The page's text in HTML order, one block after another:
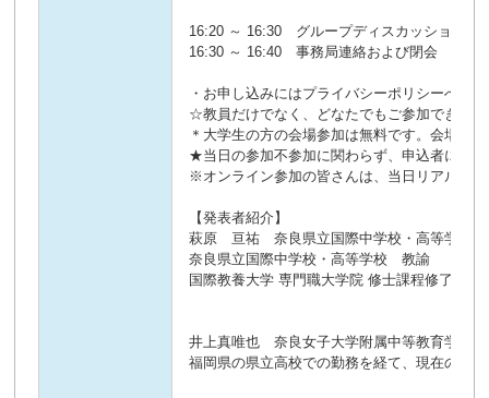
16:20 ～ 16:30 グループディスカッション・
16:30 ～ 16:40 事務局連絡および閉会
・お申し込みにはプライバシーポリシーへの
☆教員だけでなく、どなたでもご参加できま
＊大学生の方の会場参加は無料です。会場参
★当日の参加不参加に関わらず、申込者には
※オンライン参加の皆さんは、当日リアルタ
【発表者紹介】
萩原 亘祐 奈良県立国際中学校・高等学校
奈良県立国際中学校・高等学校 教諭
国際教養大学 専門職大学院 修士課程修了。
井上真唯也 奈良女子大学附属中等教育学校
福岡県の県立高校での勤務を経て、現在の奈